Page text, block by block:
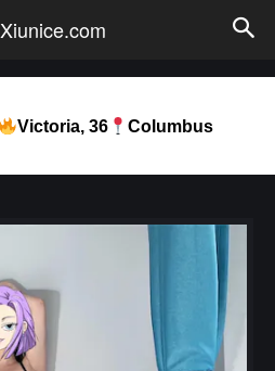
Xiunice.com
Victoria, 36 Columbus